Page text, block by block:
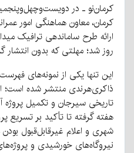
کرمان‌نو ـ در
کرمان، معاون هماهنگی امور
روز شد؛ مهلتی که بدون
این تنها یکی از نمونه‌های
ذاکری‌هرندی منتشر شده است؛
تاریخی سیرجان و تکمیل پروژه
هفته گرفته تا تأکید بر تسریع
شهری و اعلام غیرقابل‌قبول
نیروگاه‌های خورشیدی و